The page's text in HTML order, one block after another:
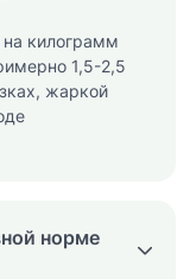
килограмм
1,5-2,5
жаркой
норме